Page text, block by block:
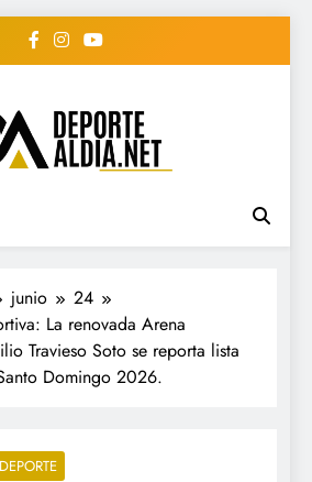
AL DIA •
Deportivo
#deportealdiaperiodico
junio
24
La renovada Arena
Travieso Soto se reporta lista
Domingo 2026.
DEPORTE